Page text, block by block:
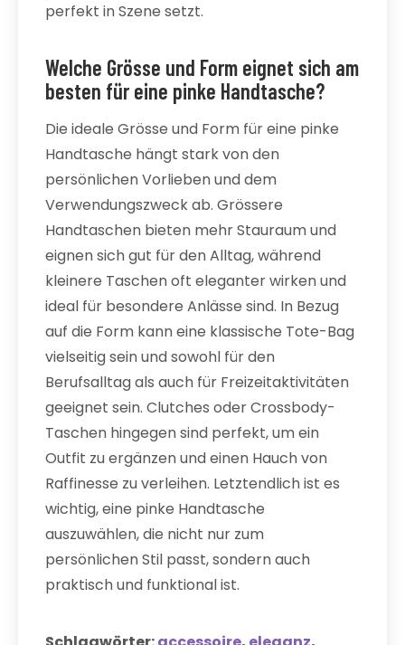
perfekt in Szene setzt.
Welche Grösse und Form eignet sich am
besten für eine pinke Handtasche?
Die ideale Grösse und Form für eine pinke
Handtasche hängt stark von den
persönlichen Vorlieben und dem
Verwendungszweck ab. Grössere
Handtaschen bieten mehr Stauraum und
eignen sich gut für den Alltag, während
kleinere Taschen oft eleganter wirken und
ideal für besondere Anlässe sind. In Bezug
auf die Form kann eine klassische Tote-Bag
vielseitig sein und sowohl für den
Berufsalltag als auch für Freizeitaktivitäten
geeignet sein. Clutches oder Crossbody-
Taschen hingegen sind perfekt, um ein
Outfit zu ergänzen und einen Hauch von
Raffinesse zu verleihen. Letztendlich ist es
wichtig, eine pinke Handtasche
auszuwählen, die nicht nur zum
persönlichen Stil passt, sondern auch
praktisch und funktional ist.